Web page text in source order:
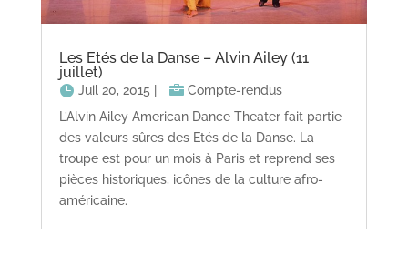
Les Etés de la Danse – Alvin Ailey (11
juillet)
Juil 20, 2015 |
Compte-rendus
L’Alvin Ailey American Dance Theater fait partie
des valeurs sûres des Etés de la Danse. La
troupe est pour un mois à Paris et reprend ses
pièces historiques, icônes de la culture afro-
américaine.